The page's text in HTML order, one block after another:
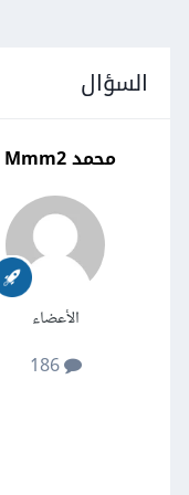
السؤال
محمد Mmm2
الأعضاء
186